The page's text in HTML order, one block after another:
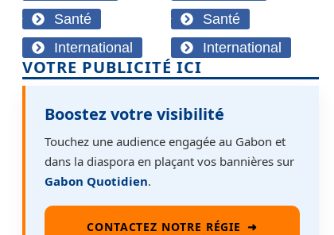
Santé
International
Santé
International
VOTRE PUBLICITÉ ICI
Boostez votre visibilité
Touchez une audience engagée au Gabon et
dans la diaspora en plaçant vos bannières sur
Gabon Quotidien.
CONTACTEZ NOTRE RÉGIE ➜